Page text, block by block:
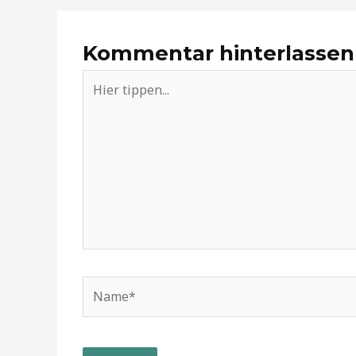
Kommentar hinterlassen
tippen...